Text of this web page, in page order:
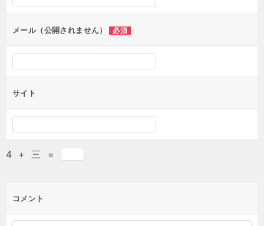
メール（公開されません） 必須
サイト
4 + 三 =
コメント